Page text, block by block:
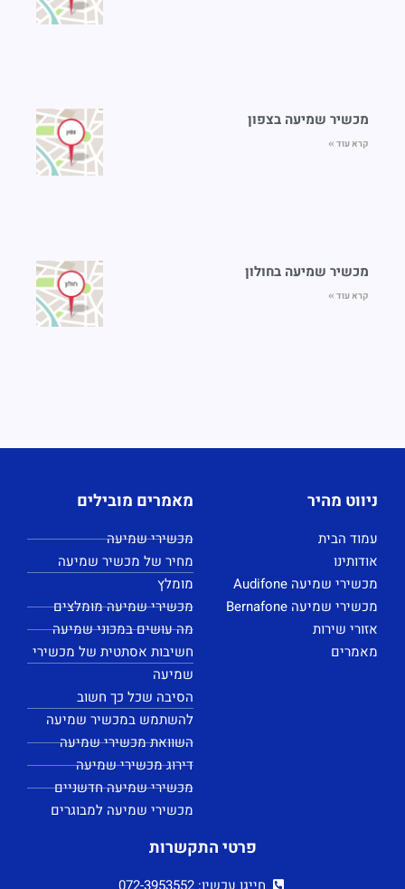
מכשיר שמיעה בצפון
קרא עוד »
מכשיר שמיעה בחולון
קרא עוד »
ניווט מהיר
עמוד הבית
אודותינו
מכשירי שמיעה Audifone
מכשירי שמיעה Bernafone
אזורי שירות
מאמרים
מאמרים מובילים
מכשירי שמיעה
מחיר של מכשיר שמיעה
מומלץ
מכשירי שמיעה מומלצים
מה עושים במכוני שמיעה
חשיבות אסתטית של מכשירי
שמיעה
הסיבה שכל כך חשוב
להשתמש במכשיר שמיעה
השוואת מכשירי שמיעה
דירוג מכשירי שמיעה
מכשירי שמיעה חדשניים
מכשירי שמיעה למבוגרים
פרטי התקשרות